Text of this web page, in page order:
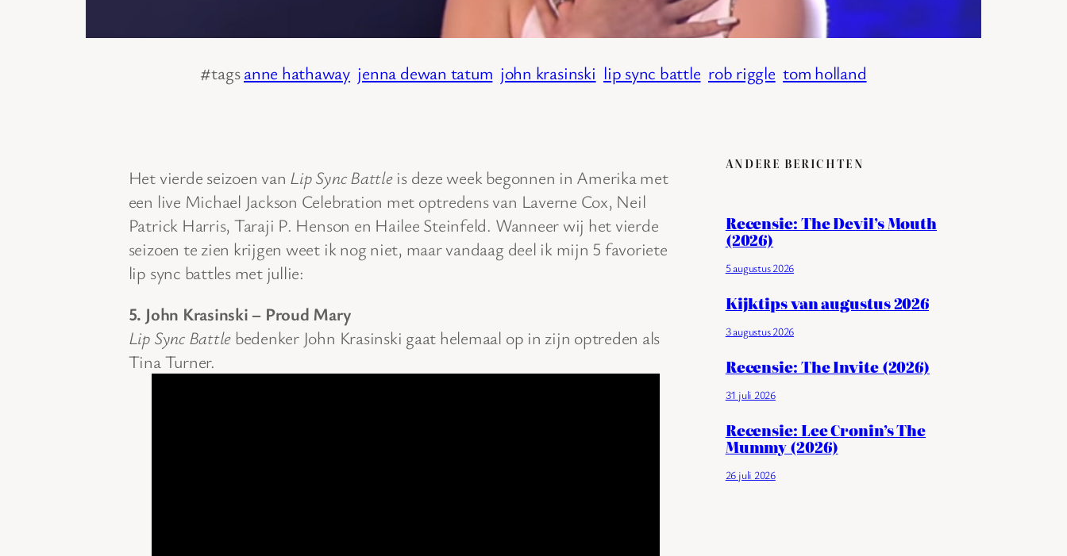
#tagsanne hathaway jenna dewan tatum john krasinski lip sync battle rob riggle tom holland
Het vierde seizoen van Lip Sync Battleis deze week begonnen in Amerika met
een live Michael Jackson Celebration met optredens van Laverne Cox, Neil
Patrick Harris, Taraji P. Henson en Hailee Steinfeld. Wanneer wij het vierde
seizoen te zien krijgen weet ik nog niet, maar vandaag deel ik mijn 5 favoriete
lip sync battles met jullie:
5. John Krasinski – Proud Mary
Lip Sync Battle bedenker John Krasinski gaat helemaal op in zijn optreden als
Tina Turner.
ANDERE BERICHTEN
Recensie: The Devil’s Mouth
(2026)
5 augustus 2026
Kijktips van augustus 2026
3 augustus 2026
Recensie: The Invite (2026)
31 juli 2026
Recensie: Lee Cronin’s The
Mummy (2026)
26 juli 2026